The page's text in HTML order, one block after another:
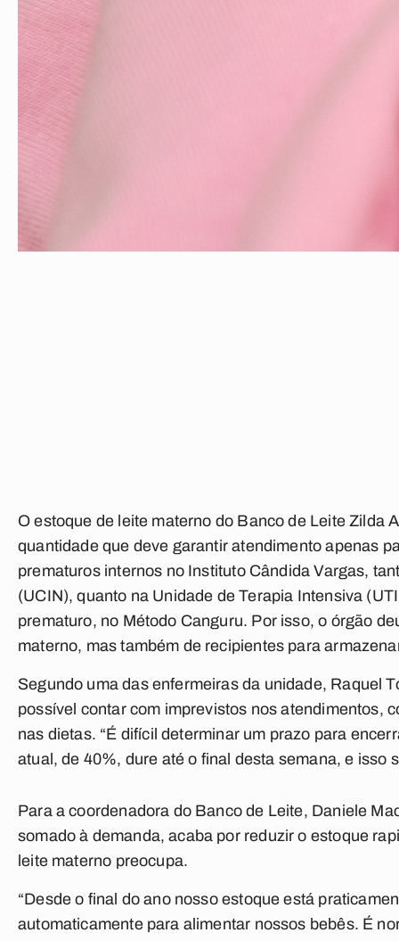
O estoque de leite materno do Banco de Leite Zilda
quantidade que deve garantir atendimento apenas
prematuros internos no Instituto Cândida Vargas,
(UCIN), quanto na Unidade de Terapia Intensiva
prematuro, no Método Canguru. Por isso, o órgão
materno, mas também de recipientes para
Segundo uma das enfermeiras da unidade, Raquel
possível contar com imprevistos nos atendimentos,
nas dietas. “É difícil determinar um prazo para
atual, de 40%, dure até o final desta semana, e isso
Para a coordenadora do Banco de Leite, Daniele
somado à demanda, acaba por reduzir o estoque
leite materno preocupa.
“Desde o final do ano nosso estoque está
automaticamente para alimentar nossos bebês. É